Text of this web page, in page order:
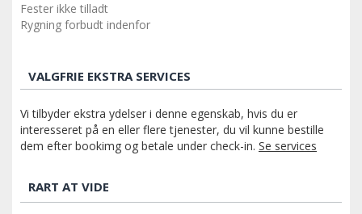
Fester ikke tilladt
Rygning forbudt indenfor
VALGFRIE EKSTRA SERVICES
Vi tilbyder ekstra ydelser i denne egenskab, hvis du er
interesseret på en eller flere tjenester, du vil kunne bestille
dem efter bookimg og betale under check-in. Se services
RART AT VIDE